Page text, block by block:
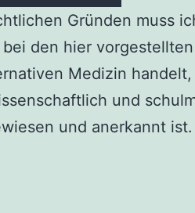
Gründen muss
bei den hier
Medizin
und
und anerkannt ist.